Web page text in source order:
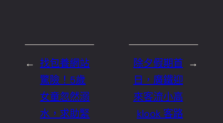
← 找包養網站
驚險！5歲
女童忽然溺
水，求助緊
→
除夕假期首
日，廣鐵迎
來客流小高
klook 客路